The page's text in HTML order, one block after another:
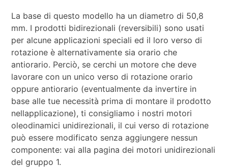
La base di questo modello ha un diametro di 50,8
mm. I prodotti bidirezionali (reversibili) sono usati
per alcune applicazioni speciali ed il loro verso di
rotazione è alternativamente sia orario che
antiorario. Perciò, se cerchi un motore che deve
lavorare con un unico verso di rotazione orario
oppure antiorario (eventualmente da invertire in
base alle tue necessità prima di montare il prodotto
nellapplicazione), ti consigliamo i nostri motori
oleodinamici unidirezionali, il cui verso di rotazione
può essere modificato senza aggiungere nessun
componente: vai alla pagina dei motori unidirezionali
del gruppo 1.